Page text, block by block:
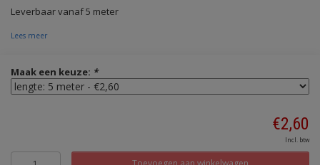
Leverbaar vanaf 5 meter
Lees meer
Maak een keuze: *
€2,60
Incl. btw